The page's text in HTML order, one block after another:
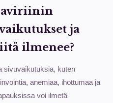
ja
ilmenee?
sivuvaikutuksia, kuten
anemiaa, ihottumaa ja
voi ilmetä